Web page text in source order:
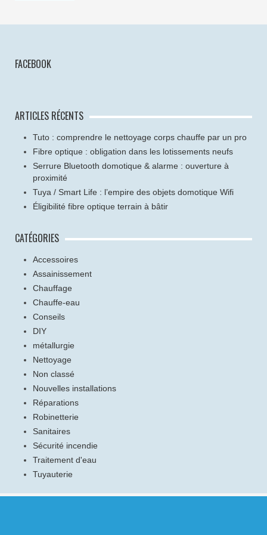
FACEBOOK
ARTICLES RÉCENTS
Tuto : comprendre le nettoyage corps chauffe par un pro
Fibre optique : obligation dans les lotissements neufs
Serrure Bluetooth domotique & alarme : ouverture à
proximité
Tuya / Smart Life : l’empire des objets domotique Wifi
Éligibilité fibre optique terrain à bâtir
CATÉGORIES
Accessoires
Assainissement
Chauffage
Chauffe-eau
Conseils
DIY
métallurgie
Nettoyage
Non classé
Nouvelles installations
Réparations
Robinetterie
Sanitaires
Sécurité incendie
Traitement d'eau
Tuyauterie